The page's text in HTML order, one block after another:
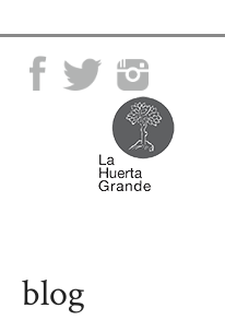
Facebook TwitterInstagram
blog